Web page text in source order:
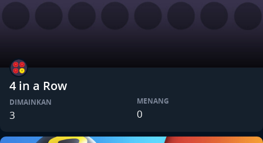
4 in a Row
DIMAINKAN
3
MENANG
0